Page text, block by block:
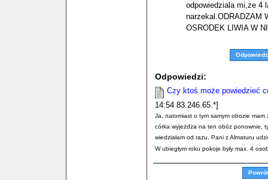
odpowiedziala mi,ze 4
narzekal.ODRADZAM
OSRODEK LIWIA W
Odpowiedz
Odpowiedzi:
Czy ktoś może powiedzieć
14:54 83.246.65.*]
Ja, natomiast o tym samym obozie mam
córka wyjeżdża na ten obóz ponownie,
wiedziałam od razu, Pani z Almaturu
W ubiegłym roku pokoje były max. 4